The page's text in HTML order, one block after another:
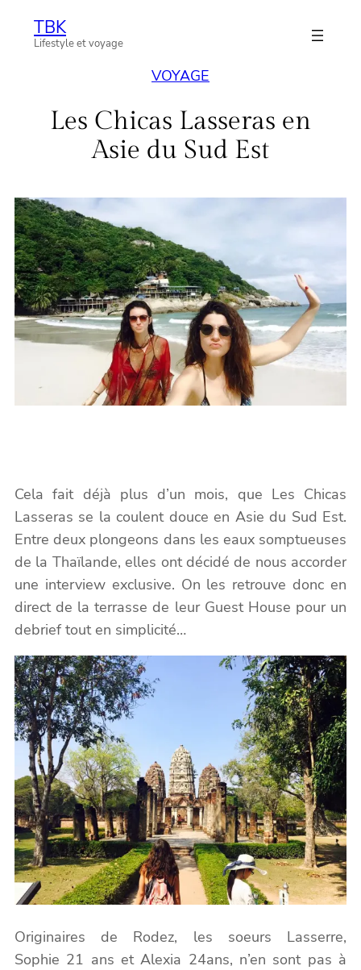
AllerTBK
Lifestyle et voyage
VOYAGE
Les Chicas Lasseras en
Asie du Sud Est
Cela fait déjà plus d’un mois, que Les Chicas
Lasseras se la coulent douce en Asie du Sud Est.
Entre deux plongeons dans les eaux somptueuses
de la Thaïlande, elles ont décidé de nous accorder
une interview exclusive. On les retrouve donc en
direct de la terrasse de leur Guest House pour un
debrief tout en simplicité…
Originaires de Rodez, les soeurs Lasserre,
Sophie 21 ans et Alexia 24ans, n’en sont pas à